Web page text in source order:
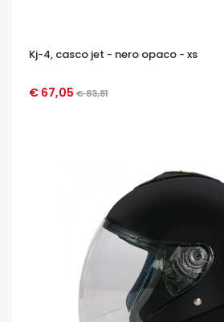
Kj-4, casco jet - nero opaco - xs
€ 67,05 € 83,81
OCCHIATA VELOCE